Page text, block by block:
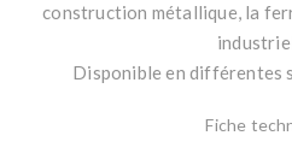
construction métallique, la
Disponible en différentes
Fiche